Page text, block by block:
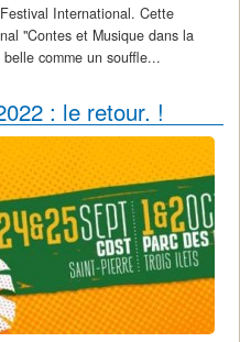
International. Cette
"Contes et Musique dans la
comme un souffle...
: le retour. !